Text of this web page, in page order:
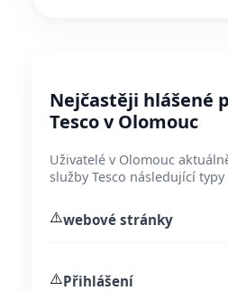
Nejčastěji hlášené
Tesco v Olomouc
Uživatelé v Olomouc
služby Tesco následující
⚠️webové stránky
⚠️Přihlášení